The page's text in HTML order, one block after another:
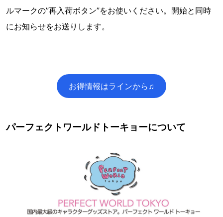
ルマークの”再入荷ボタン”をお使いください。開始と同時
にお知らせをお送りします。
お得情報はラインから♫
パーフェクトワールドトーキョーについて